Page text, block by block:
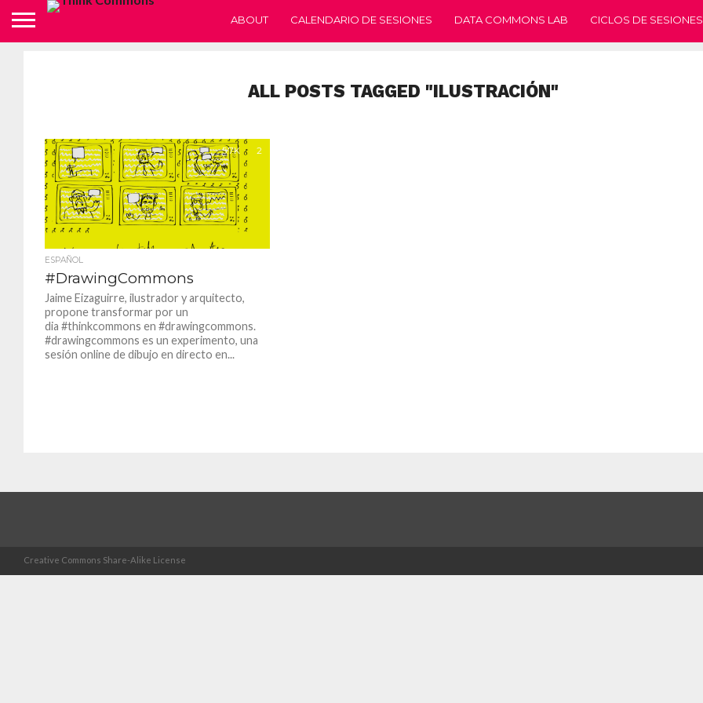
ABOUT CALENDARIO DE SESIONES DATA COMMONS LAB CICLOS DE SESIONES
ALL POSTS TAGGED "ILUSTRACIÓN"
5.7K 2
ESPAÑOL
#DrawingCommons
Jaime Eizaguirre, ilustrador y arquitecto,
propone transformar por un
dia #thinkcommons en #drawingcommons.
#drawingcommons es un experimento, una
sesión online de dibujo en directo en...
Creative Commons Share-Alike License